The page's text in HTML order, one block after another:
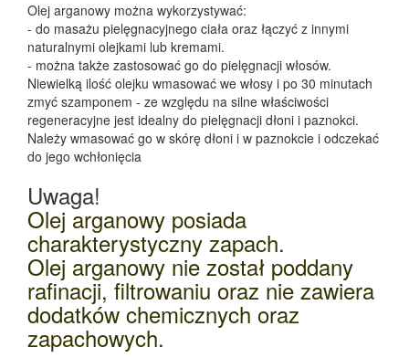
Olej arganowy można wykorzystywać:
- do masażu pielęgnacyjnego ciała oraz łączyć z innymi
naturalnymi olejkami lub kremami.
- można także zastosować go do pielęgnacji włosów.
Niewielką ilość olejku wmasować we włosy i po 30 minutach
zmyć szamponem - ze względu na silne właściwości
regeneracyjne jest idealny do pielęgnacji dłoni i paznokci.
Należy wmasować go w skórę dłoni i w paznokcie i odczekać
do jego wchłonięcia
Uwaga!
Olej arganowy posiada
charakterystyczny zapach.
Olej arganowy nie został poddany
rafinacji, filtrowaniu oraz nie zawiera
dodatków chemicznych oraz
zapachowych.